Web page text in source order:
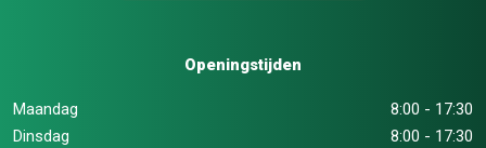
Openingstijden
Maandag
8:00 - 17:30
Dinsdag
8:00 - 17:30